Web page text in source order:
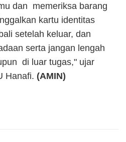
dan memeriksa barang
kartu identitas
setelah keluar, dan
serta jangan lengah
di luar tugas," ujar
Hanafi. (AMIN)